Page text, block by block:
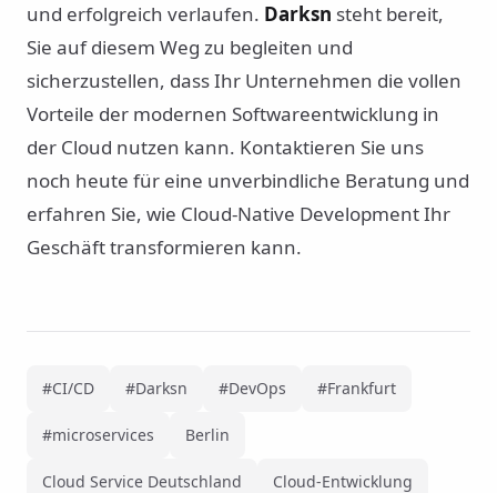
und erfolgreich verlaufen. Darksn steht bereit,
Sie auf diesem Weg zu begleiten und
sicherzustellen, dass Ihr Unternehmen die vollen
Vorteile der modernen Softwareentwicklung in
der Cloud nutzen kann. Kontaktieren Sie uns
noch heute für eine unverbindliche Beratung und
erfahren Sie, wie Cloud-Native Development Ihr
Geschäft transformieren kann.
#CI/CD #Darksn #DevOps #Frankfurt
#microservices Berlin
Cloud Service Deutschland Cloud-Entwicklung